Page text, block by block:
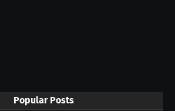
Popular Posts